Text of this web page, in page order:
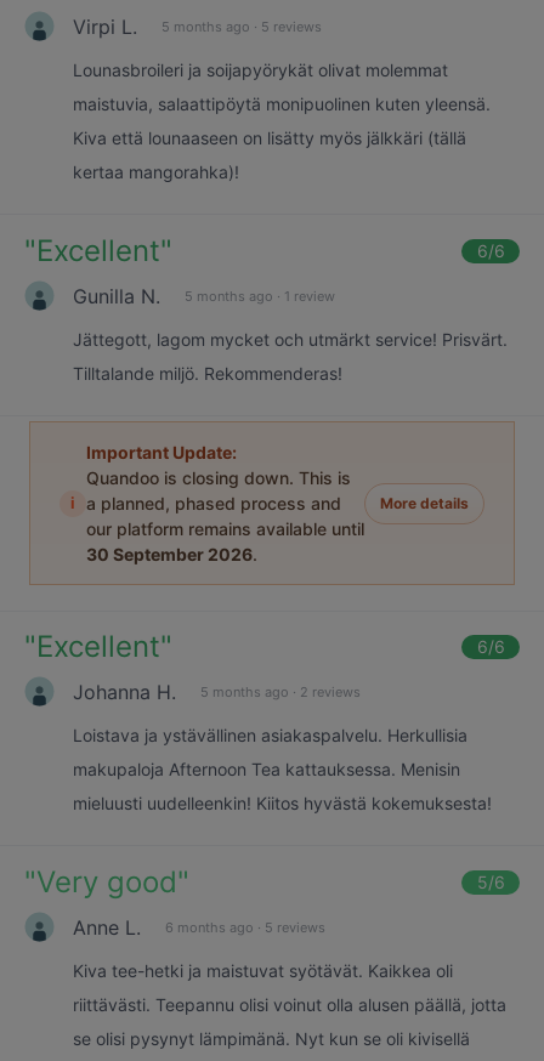
Virpi L. 5 months ago · 5 reviews
Lounasbroileri ja soijapyörykät olivat molemmat
maistuvia, salaattipöytä monipuolinen kuten yleensä.
Kiva että lounaaseen on lisätty myös jälkkäri (tällä
kertaa mangorahka)!
"Excellent" 6/6
Gunilla N. 5 months ago · 1 review
Jättegott, lagom mycket och utmärkt service! Prisvärt.
Tilltalande miljö. Rekommenderas!
i
Important Update:
Quandoo is closing down. This is
a planned, phased process and
our platform remains available until
30 September 2026.
More details
"Excellent" 6/6
Johanna H. 5 months ago · 2 reviews
Loistava ja ystävällinen asiakaspalvelu. Herkullisia
makupaloja Afternoon Tea kattauksessa. Menisin
mieluusti uudelleenkin! Kiitos hyvästä kokemuksesta!
"Very good" 5/6
Anne L. 6 months ago · 5 reviews
Kiva tee-hetki ja maistuvat syötävät. Kaikkea oli
riittävästi. Teepannu olisi voinut olla alusen päällä, jotta
se olisi pysynyt lämpimänä. Nyt kun se oli kivisellä